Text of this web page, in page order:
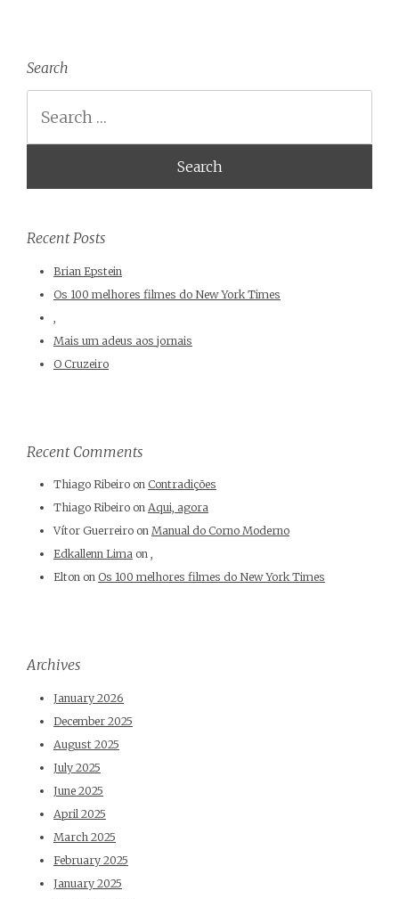
Search
Recent Posts
Brian Epstein
Os 100 melhores filmes do New York Times
Mais um adeus aos jornais
O Cruzeiro
Recent Comments
Thiago Ribeiro on Contradições
Thiago Ribeiro on Aqui, agora
Vítor Guerreiro on Manual do Corno Moderno
Edkallenn Lima on ,
Elton on Os 100 melhores filmes do New York Times
Archives
January 2026
December 2025
August 2025
July 2025
June 2025
April 2025
March 2025
February 2025
January 2025